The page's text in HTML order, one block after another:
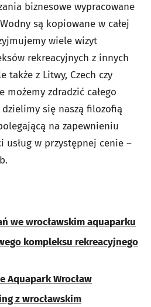
biznesowe wypracowane
są kopiowane w całej
wiele wizyt
rekreacyjnych z innych
także z Litwy, Czech czy
możemy zdradzić całego
się naszą filozofią
na zapewnieniu
usług w przystępnej cenie –
we wrocławskim aquaparku
kompleksu rekreacyjnego
Aquapark Wrocław
z wrocławskim